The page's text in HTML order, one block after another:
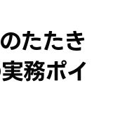
たたき
務ポイ